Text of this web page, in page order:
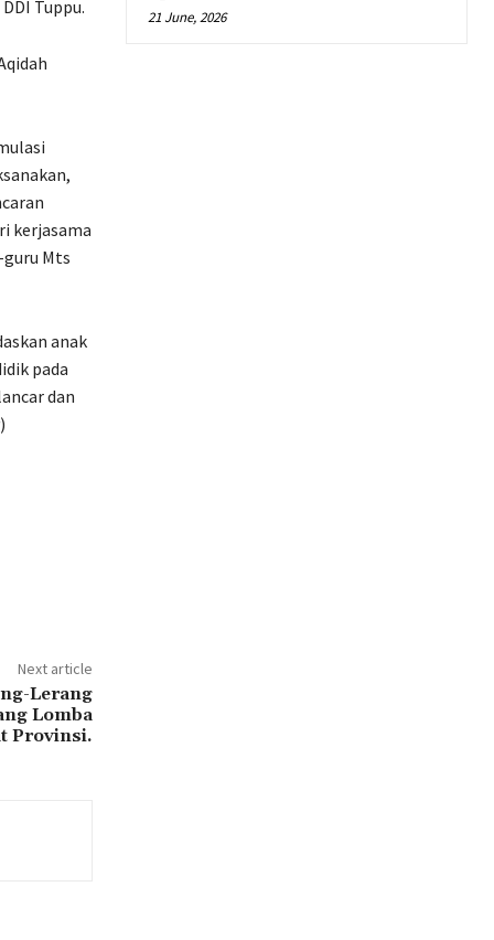
Tuppu.
kerjasama
Mts
anak
pada
dan
Next article
Lerang
Lomba
Provinsi.
21 June, 2026